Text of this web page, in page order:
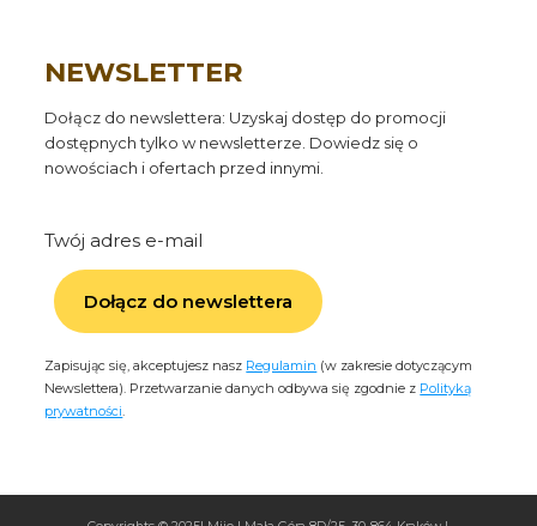
NEWSLETTER
Dołącz do newslettera: Uzyskaj dostęp do promocji
dostępnych tylko w newsletterze. Dowiedz się o
nowościach i ofertach przed innymi.
Twój adres e-mail
Dołącz do newslettera
Zapisując się, akceptujesz nasz Regulamin (w zakresie dotyczącym
Newslettera). Przetwarzanie danych odbywa się zgodnie z Polityką
prywatności.